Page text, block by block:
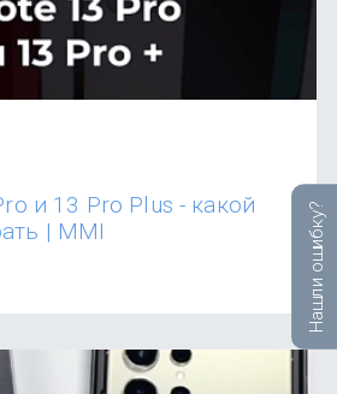
и 13 Pro Plus - какой
| MMI
Нашли ошибку?